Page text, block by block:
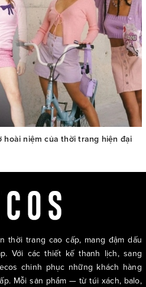
hoài niệm của thời trang hiện đại
thời trang cao cấp, mang đậm dấu
Với các thiết kế thanh lịch, sang
chinh phục những khách hàng
Mỗi sản phẩm — từ túi xách, balo,